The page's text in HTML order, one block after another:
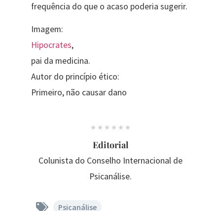
frequência do que o acaso poderia sugerir.
Imagem:
Hipocrates,
pai da medicina.
Autor do princípio ético:
Primeiro, não causar dano
Editorial
Colunista do Conselho Internacional de
Psicanálise.
Psicanálise